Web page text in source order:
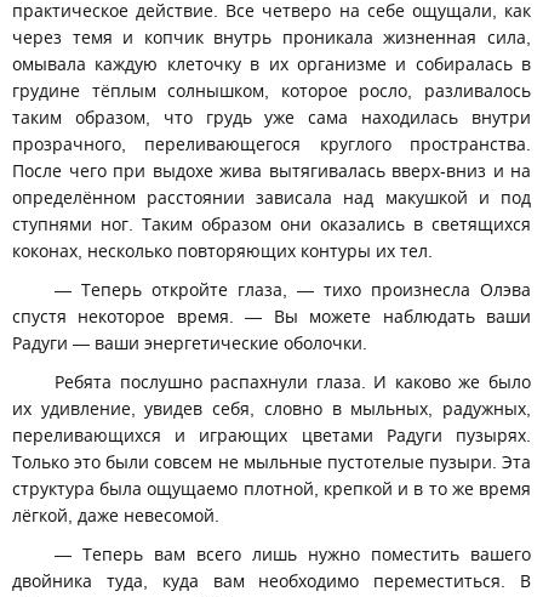
практическое действие. Все четверо на себе ощущали, как
через темя и копчик внутрь проникала жизненная сила,
омывала каждую клеточку в их организме и собиралась в
грудине тёплым солнышком, которое росло, разливалось
таким образом, что грудь уже сама находилась внутри
прозрачного, переливающегося круглого пространства.
После чего при выдохе жива вытягивалась вверх-вниз и на
определённом расстоянии зависала над макушкой и под
ступнями ног. Таким образом они оказались в светящихся
коконах, несколько повторяющих контуры их тел.
— Теперь откройте глаза, — тихо произнесла Олэва
спустя некоторое время. — Вы можете наблюдать ваши
Радуги — ваши энергетические оболочки.
Ребята послушно распахнули глаза. И каково же было
их удивление, увидев себя, словно в мыльных, радужных,
переливающихся и играющих цветами Радуги пузырях.
Только это были совсем не мыльные пустотелые пузыри. Эта
структура была ощущаемо плотной, крепкой и в то же время
лёгкой, даже невесомой.
— Теперь вам всего лишь нужно поместить вашего
двойника туда, куда вам необходимо переместиться. В